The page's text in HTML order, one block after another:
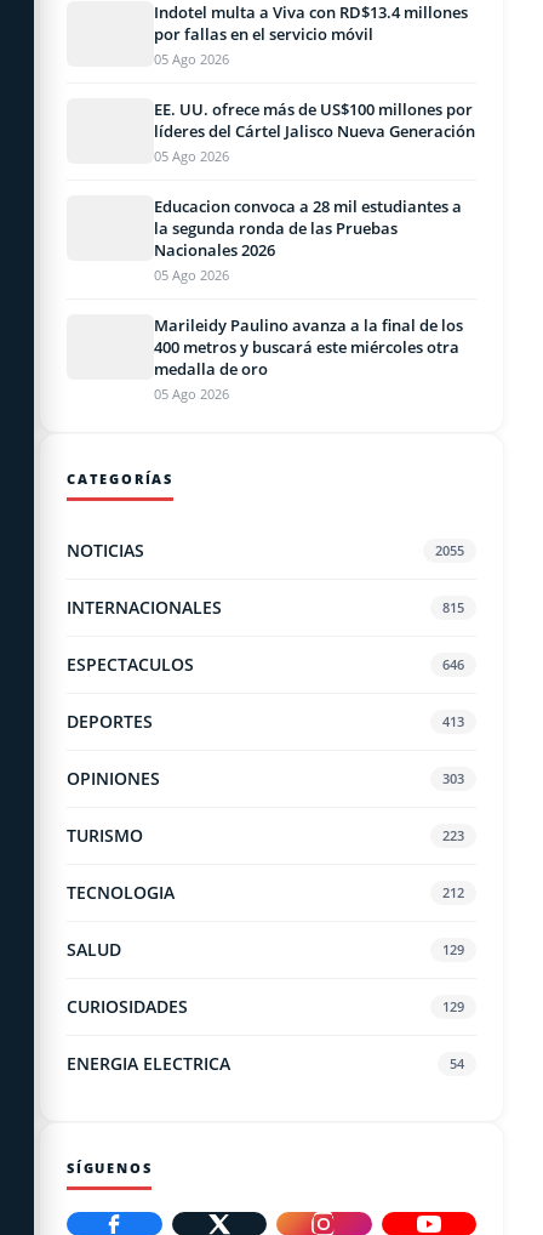
Indotel multa a Viva con RD$13.4 millones
por fallas en el servicio móvil
05 Ago 2026
EE. UU. ofrece más de US$100 millones por
líderes del Cártel Jalisco Nueva Generación
05 Ago 2026
Educacion convoca a 28 mil estudiantes a
la segunda ronda de las Pruebas
Nacionales 2026
05 Ago 2026
Marileidy Paulino avanza a la final de los
400 metros y buscará este miércoles otra
medalla de oro
05 Ago 2026
CATEGORÍAS
NOTICIAS 2055
INTERNACIONALES 815
ESPECTACULOS 646
DEPORTES 413
OPINIONES 303
TURISMO 223
TECNOLOGIA 212
SALUD 129
CURIOSIDADES 129
ENERGIA ELECTRICA 54
SÍGUENOS